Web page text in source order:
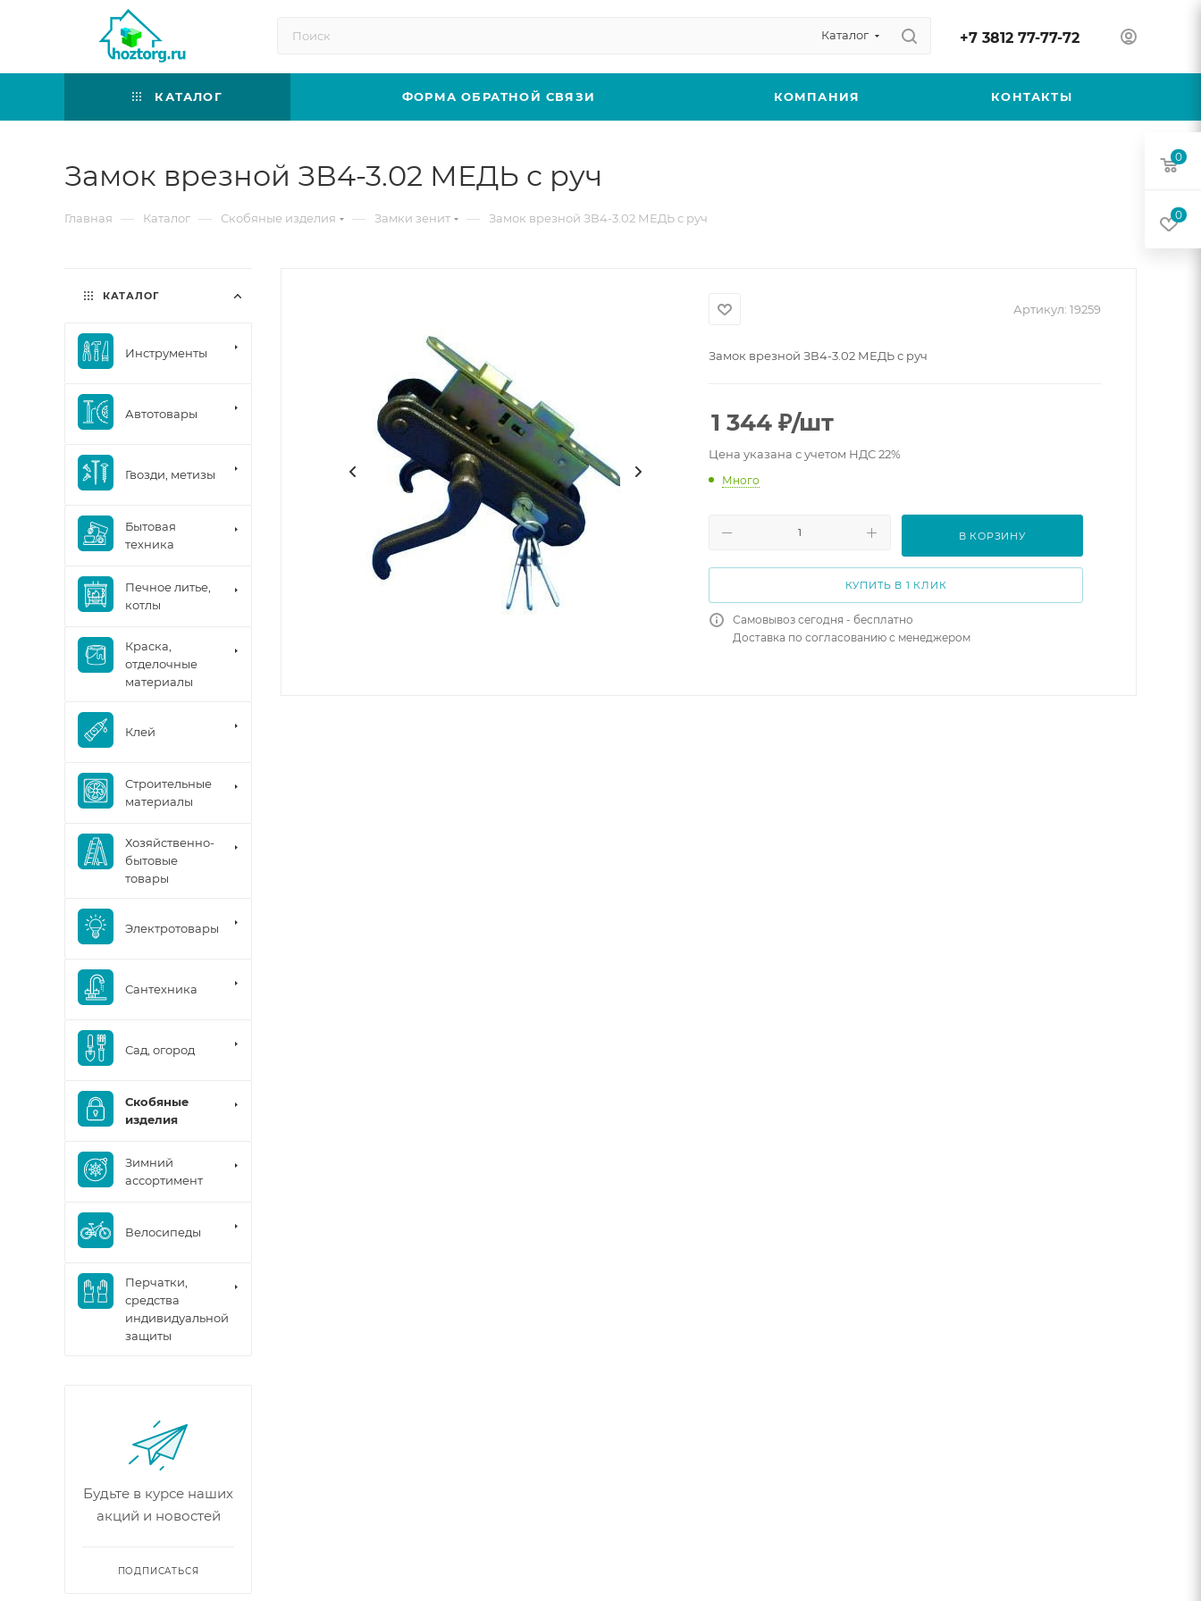
Каталог +7 3812 77-77-72
КАТАЛОГ ФОРМА ОБРАТНОЙ СВЯЗИ КОМПАНИЯ КОНТАКТЫ
Замок врезной ЗВ4-3.02 МЕДЬ с руч
Главная — Каталог — Скобяные изделия — Замки зенит — Замок врезной ЗВ4-3.02 МЕДЬ с руч
Артикул: 19259
Замок врезной ЗВ4-3.02 МЕДЬ с руч
1 344 ₽/шт
Цена указана с учетом НДС 22%
Много
В КОРЗИНУ
КУПИТЬ В 1 КЛИК
Самовывоз сегодня - бесплатно
Доставка по согласованию с менеджером
КАТАЛОГ
Инструменты
Автотовары
Гвозди, метизы
Бытовая
техника
Печное литье,
котлы
Краска,
отделочные
материалы
Клей
Строительные
материалы
Хозяйственно-
бытовые
товары
Электротовары
Сантехника
Сад, огород
Скобяные
изделия
Зимний
ассортимент
Велосипеды
Перчатки,
средства
индивидуальной
защиты
Будьте в курсе наших
акций и новостей
ПОДПИСАТЬСЯ
0
0